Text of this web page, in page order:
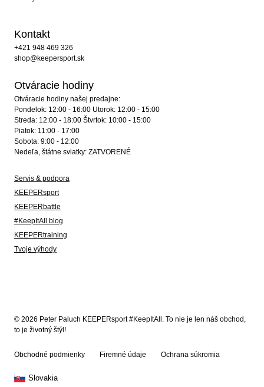
Kontakt
+421 948 469 326
shop@keepersport.sk
Otváracie hodiny
Otváracie hodiny našej predajne:
Pondelok: 12:00 - 16:00 Utorok: 12:00 - 15:00
Streda: 12:00 - 18:00 Štvrtok: 10:00 - 15:00
Piatok: 11:00 - 17:00
Sobota: 9:00 - 12:00
Nedeľa, štátne sviatky: ZATVORENÉ
Servis & podpora
KEEPERsport
KEEPERbattle
#KeepItAll blog
KEEPERtraining
Tvoje výhody
© 2026 Peter Paluch KEEPERsport #KeepItAll. To nie je len náš obchod,
to je životný štýl!
Obchodné podmienky Firemné údaje Ochrana súkromia
Slovakia